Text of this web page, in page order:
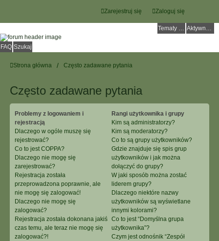
Zaloguj się
Zarejestruj się
Tematy bez odpowiedzi Aktywne tematy
FAQ Szukaj
Strona główna Często zadawane pytania
Często zadawane pytania
Problemy z logowaniem i
rejestracją
Dlaczego w ogóle muszę się
rejestrować?
Co to jest COPPA?
Dlaczego nie mogę się
zarejestrować?
Rejestracja została
przeprowadzona poprawnie, ale
nie mogę się zalogować!
Dlaczego nie mogę się
zalogować?
Rejestracja została dokonana jakiś
czas temu, ale teraz nie mogę się
zalogować?!
Rangi użytkownika i grupy
Kim są administratorzy?
Kim są moderatorzy?
Co to są grupy użytkowników?
Gdzie znajduje się spis grup
użytkowników i jak można
dołączyć do grupy?
W jaki sposób można zostać
liderem grupy?
Dlaczego niektóre nazwy
użytkowników są wyświetlane
innymi kolorami?
Co to jest “Domyślna grupa
użytkownika”?
Czym jest odnośnik “Zespół